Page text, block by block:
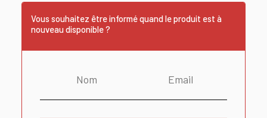
Vous souhaitez être informé quand le produit est à
nouveau disponible ?